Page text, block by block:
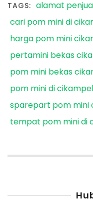
TAGS: alamat
cari pom mini di
harga pom mini
pertamini bekas
pom mini bekas
pom mini di
sparepart pom mini
tempat pom mini di